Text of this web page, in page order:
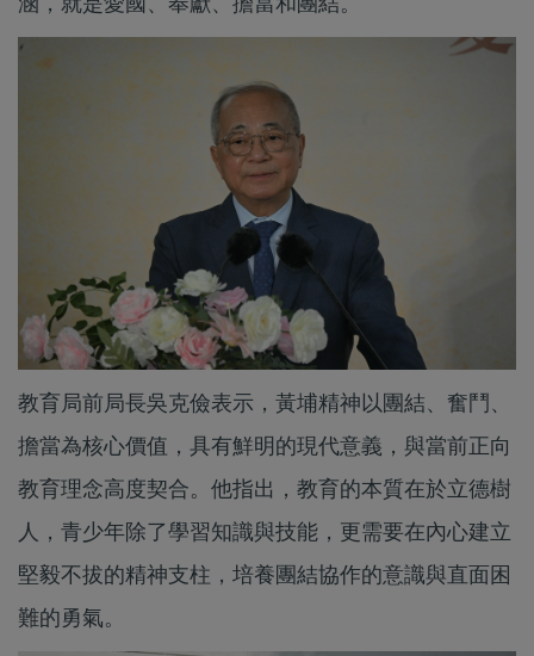
教育局前局長吳克儉表示，黃埔精神以團結、奮鬥、
擔當為核心價值，具有鮮明的現代意義，與當前正向
教育理念高度契合。他指出，教育的本質在於立德樹
人，青少年除了學習知識與技能，更需要在內心建立
堅毅不拔的精神支柱，培養團結協作的意識與直面困
難的勇氣。